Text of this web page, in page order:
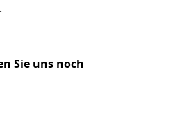
Sie uns noch